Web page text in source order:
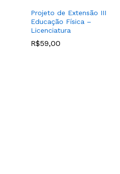
Projeto de Extensão III
Educação Física –
Licenciatura
R$59,00
R$59,00